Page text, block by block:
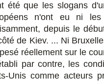
été que les slogans
n'ont eu ni
depuis le
de Kiev. ... Ni
pesé réellement sur le
par contre, les
Unis comme acteurs